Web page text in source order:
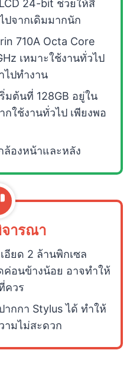
24-bit ช่วยให้สี
ปจากเดิมมากนัก
710A Octa Core
เหมาะใช้งานทั่วไป
ไปทำงาน
มต้นที่ 128GB อยู่ใน
ใช้งานทั่วไป เพียงพอ
ล้องหน้าและหลัง
ารณา
อียด 2 ล้านพิกเซล
ค่อนข้างน้อย อาจทำให้
ควร
กกา Stylus ได้ ทำให้
ามไม่สะดวก